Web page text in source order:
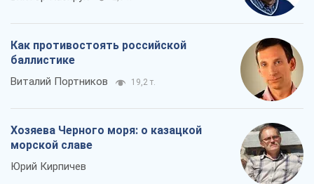
Как противостоять российской
баллистике
Виталий Портников 19,2 т.
Хозяева Черного моря: о казацкой
морской славе
Юрий Кирпичев